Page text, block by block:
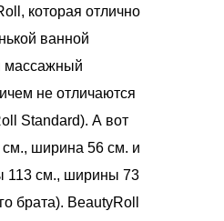
которая отлично
ванной
массажный
не отличаются
Standard). А вот
ширина 56 см. и
113 см., ширины 73
брата). BeautyRoll